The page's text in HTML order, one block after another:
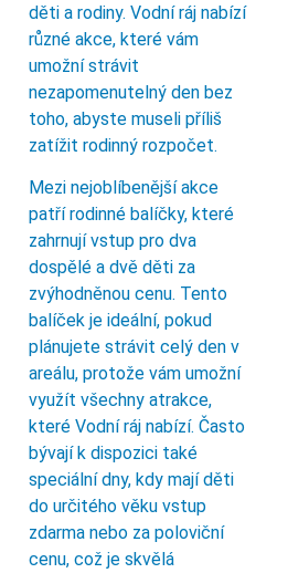
děti a rodiny. Vodní ráj nabízí
různé akce, které vám
umožní strávit
nezapomenutelný den bez
toho, abyste museli příliš
zatížit rodinný rozpočet.
Mezi nejoblíbenější akce
patří rodinné balíčky, které
zahrnují vstup pro dva
dospělé a dvě děti za
zvýhodněnou cenu. Tento
balíček je ideální, pokud
plánujete strávit celý den v
areálu, protože vám umožní
využít všechny atrakce,
které Vodní ráj nabízí. Často
bývají k dispozici také
speciální dny, kdy mají děti
do určitého věku vstup
zdarma nebo za poloviční
cenu, což je skvělá